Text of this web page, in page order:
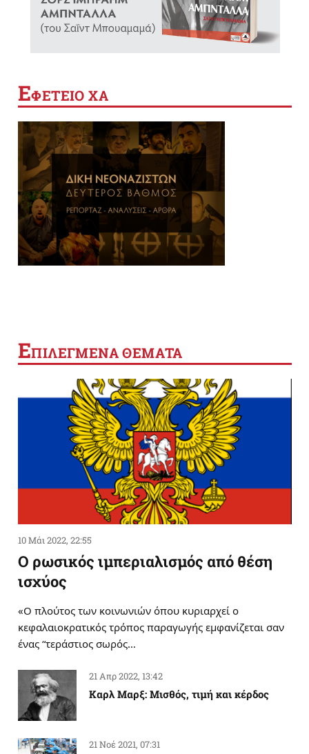
ΕΦΕΤΕΙΟ ΧΑ
ΕΠΙΛΕΓΜΕΝΑ ΘΕΜΑΤΑ
10 Μάι 2022, 22:55
Ο ρωσικός ιμπεριαλισμός από θέση
ισχύος
«Ο πλούτος των κοινωνιών όπου κυριαρχεί ο
κεφαλαιοκρατικός τρόπος παραγωγής εμφανίζεται σαν
ένας “τεράστιος σωρός…
21 Απρ 2022, 13:42
Καρλ Μαρξ: Μισθός, τιμή και κέρδος
21 Νοέ 2021, 07:31